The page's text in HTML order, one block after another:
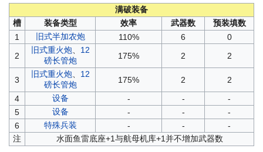
满破装备
槽
装备类型 效率 武器数
预装填数
1
旧式半加农炮 110% 6
0
2
旧式重火炮、 12
磅长管炮
175% 2 2
3
旧式重火炮、 12
磅长管炮
175% 2
2
4
设备 - -
-
5
设备 - -
-
6
特殊兵装 - -
-
注
水面鱼雷底座+1与航母机库+1并不增加武器数